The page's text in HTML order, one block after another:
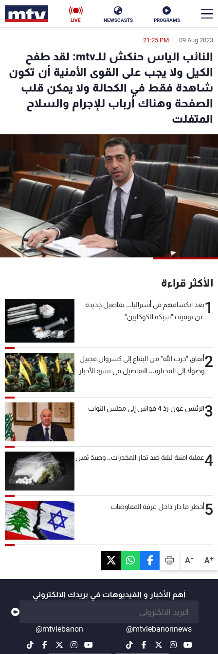
PROGRAMS
NEWSCASTS
LIVE
A+
A-
09 Aug 2023
21:25 PM
النائب الياس حنكش للـmtv: لقد طفح
الكيل ولا يجب على القوى الأمنية أن تكون
شاهدة فقط في الكحالة ولا يمكن قلب
الصفحة وهناك أرباب للإجرام والسلاح
المتفلت
الأكثر قراءة
1بعد انكشافهم في أستراليا... تفاصيل جديدة
عن توقيف "شبكة الكوكايين"
2أنفاق "حزب الله" من البقاع إلى كسروان فجبيل
وصولاً إلى المختارة... التفاصيل في نشرة الأخبار
3الرئيس عون ردّ 4 قوانين إلى مجلس النواب
4عملية امنية ليلية ضد تجار المخدرات.. وصيدٌ ثمين
5أخطر ما دار داخل غرفة المفاوضات
أهم الأخبار و الفيديوهات في بريدك الالكتروني
@mtvlebanonnews
@mtvlebanon
en
الأخبار
سياسة ناس
فن
منوعات رياضة
كأس العالم
البرامج
جدول البرامج
الترددات
الإنـتـاج
سياسة الخصوصية